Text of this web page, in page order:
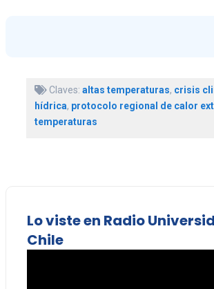
Claves: altas temperaturas, crisis
hídrica, protocolo regional de calor
temperaturas
Lo viste en Radio
Chile